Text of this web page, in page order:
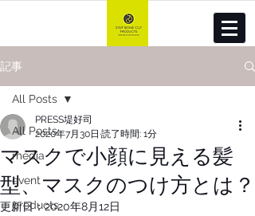
記事
All Posts
media
event
products
All Posts
マスクで小顔に見える髪
型、マスクのつけ方とは？
PRESS堤好司
2020年7月30日 読了時間: 1分
更新日：2020年8月12日